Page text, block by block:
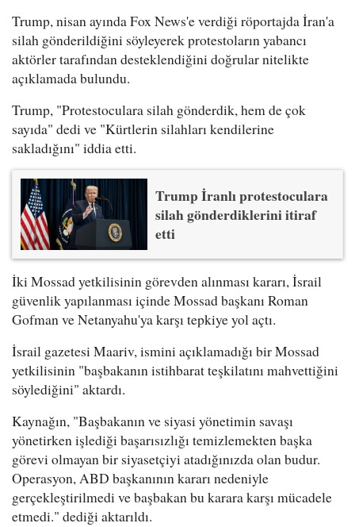
Trump, nisan ayında Fox News'e verdiği röportajda İran'a
silah gönderildiğini söyleyerek protestoların yabancı
aktörler tarafından desteklendiğini doğrular nitelikte
açıklamada bulundu.
Trump, "Protestoculara silah gönderdik, hem de çok
sayıda" dedi ve "Kürtlerin silahları kendilerine
sakladığını" iddia etti.
Trump İranlı protestoculara
silah gönderdiklerini itiraf
etti
İki Mossad yetkilisinin görevden alınması kararı, İsrail
güvenlik yapılanması içinde Mossad başkanı Roman
Gofman ve Netanyahu'ya karşı tepkiye yol açtı.
İsrail gazetesi Maariv, ismini açıklamadığı bir Mossad
yetkilisinin "başbakanın istihbarat teşkilatını mahvettiğini
söylediğini" aktardı.
Kaynağın, "Başbakanın ve siyasi yönetimin savaşı
yönetirken işlediği başarısızlığı temizlemekten başka
görevi olmayan bir siyasetçiyi atadığınızda olan budur.
Operasyon, ABD başkanının kararı nedeniyle
gerçekleştirilmedi ve başbakan bu karara karşı mücadele
etmedi." dediği aktarıldı.